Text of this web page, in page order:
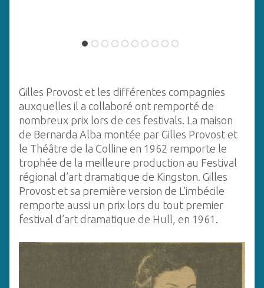
Gilles Provost et les différentes compagnies
auxquelles il a collaboré ont remporté de
nombreux prix lors de ces festivals. La maison
de Bernarda Alba montée par Gilles Provost et
le Théâtre de la Colline en 1962 remporte le
trophée de la meilleure production au Festival
régional d’art dramatique de Kingston. Gilles
Provost et sa première version de L’imbécile
remporte aussi un prix lors du tout premier
festival d’art dramatique de Hull, en 1961.